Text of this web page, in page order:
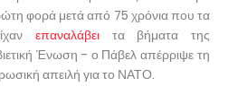
φορά μετά από 75 χρόνια που τα
επαναλάβει τα βήματα της
Ένωση - ο Πάβελ απέρριψε τη
ρωσική απειλή για το ΝΑΤΟ.